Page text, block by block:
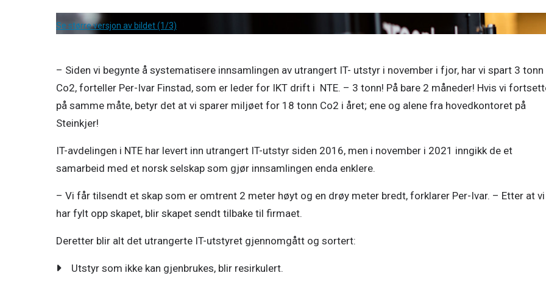
Se større versjon av bildet (1/3)
– Siden vi begynte å systematisere innsamlingen av utrangert IT- utstyr i november i fjor, har vi spart 3 tonn
Co2, forteller Per-Ivar Finstad, som er leder for IKT drift i  NTE. – 3 tonn! På bare 2 måneder! Hvis vi
på samme måte, betyr det at vi sparer miljøet for 18 tonn Co2 i året; ene og alene fra hovedkontoret på
Steinkjer!
IT-avdelingen i NTE har levert inn utrangert IT-utstyr siden 2016, men i november i 2021 inngikk de et
samarbeid med et norsk selskap som gjør innsamlingen enda enklere.
– Vi får tilsendt et skap som er omtrent 2 meter høyt og en drøy meter bredt, forklarer Per-Ivar. – Etter at vi
har fylt opp skapet, blir skapet sendt tilbake til firmaet.
Deretter blir alt det utrangerte IT-utstyret gjennomgått og sortert:
Utstyr som ikke kan gjenbrukes, blir resirkulert.